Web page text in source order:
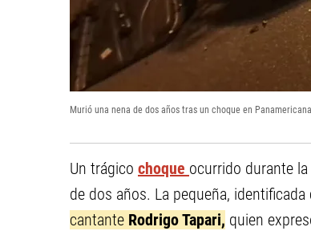
Murió una nena de dos años tras un choque en
Un trágico choque ocurrido durante
de dos años. La pequeña, identificada
cantante Rodrigo Tapari, quien